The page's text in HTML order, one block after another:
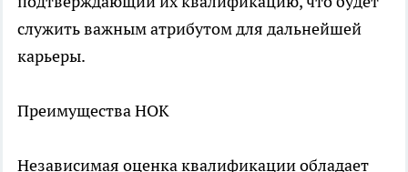
служить важным атрибутом для дальнейшей
карьеры.
Преимущества НОК
Независимая оценка квалификации обладает